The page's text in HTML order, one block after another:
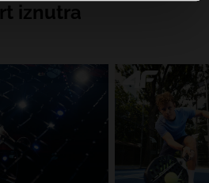
iznutra